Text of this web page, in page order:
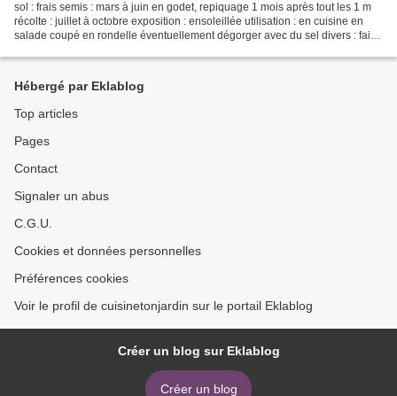
sol : frais semis : mars à juin en godet, repiquage 1 mois après tout les 1 m
récolte : juillet à octobre exposition : ensoleillée utilisation : en cuisine en
salade coupé en rondelle éventuellement dégorger avec du sel divers : faire
Hébergé par Eklablog
Top articles
Pages
Contact
Signaler un abus
C.G.U.
Cookies et données personnelles
Préférences cookies
Voir le profil de cuisinetonjardin sur le portail Eklablog
Créer un blog sur Eklablog
Créer un blog